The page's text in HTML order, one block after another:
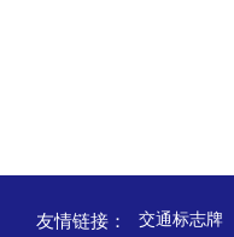
友情链接： 交通标志牌